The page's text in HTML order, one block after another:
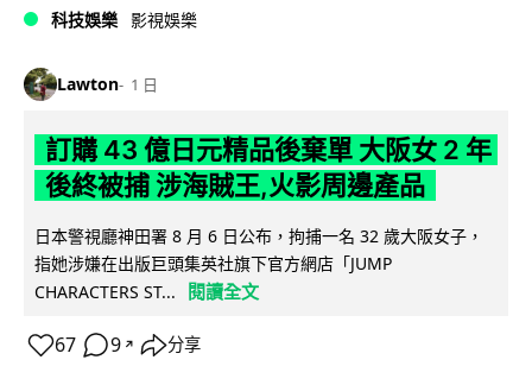
科技娛樂 影視娛樂
Lawton 1 日
訂購 43 億日元精品後棄單 大阪女 2 年
後終被捕 涉海賊王,火影周邊產品
日本警視廳神田署 8 月 6 日公布，拘捕一名 32 歲大阪女子，
指她涉嫌在出版巨頭集英社旗下官方網店「JUMP
CHARACTERS ST...
閱讀全文
67 9 ↗ 分享